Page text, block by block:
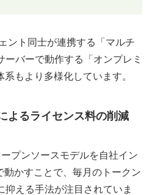
ント同士が連携する「マルチ
ーバーで動作する「オンプレミ
もより多様化しています。
よるライセンス料の削減
プンソースモデルを自社イン
動かすことで、毎月のトークン
える手法が注目されていま